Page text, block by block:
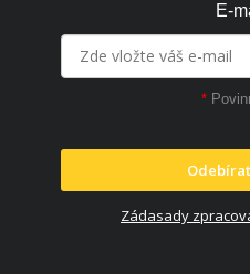
E-
*
Zádasady